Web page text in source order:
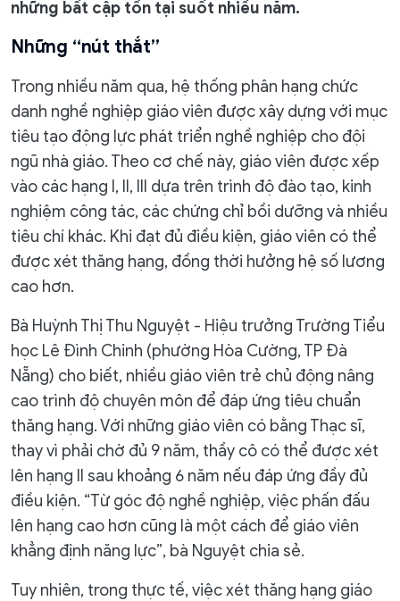
những bất cập tồn tại suốt nhiều năm.
Những “nút thắt”
Trong nhiều năm qua, hệ thống phân hạng chức
danh nghề nghiệp giáo viên được xây dựng với mục
tiêu tạo động lực phát triển nghề nghiệp cho đội
ngũ nhà giáo. Theo cơ chế này, giáo viên được xếp
vào các hạng I, II, III dựa trên trình độ đào tạo, kinh
nghiệm công tác, các chứng chỉ bồi dưỡng và nhiều
tiêu chí khác. Khi đạt đủ điều kiện, giáo viên có thể
được xét thăng hạng, đồng thời hưởng hệ số lương
cao hơn.
Bà Huỳnh Thị Thu Nguyệt - Hiệu trưởng Trường Tiểu
học Lê Đình Chinh (phường Hòa Cường, TP Đà
Nẵng) cho biết, nhiều giáo viên trẻ chủ động nâng
cao trình độ chuyên môn để đáp ứng tiêu chuẩn
thăng hạng. Với những giáo viên có bằng Thạc sĩ,
thay vì phải chờ đủ 9 năm, thầy cô có thể được xét
lên hạng II sau khoảng 6 năm nếu đáp ứng đầy đủ
điều kiện. “Từ góc độ nghề nghiệp, việc phấn đấu
lên hạng cao hơn cũng là một cách để giáo viên
khẳng định năng lực”, bà Nguyệt chia sẻ.
Tuy nhiên, trong thực tế, việc xét thăng hạng giáo